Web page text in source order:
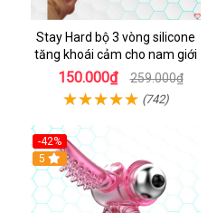
Stay Hard bộ 3 vòng silicone
tăng khoái cảm cho nam giới
150.000₫ 259.000₫
(742)
-42%
5